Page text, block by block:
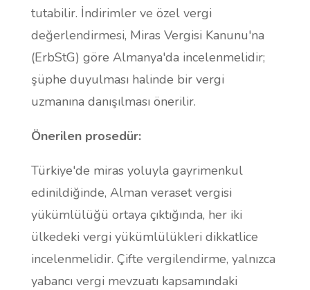
tutabilir. İndirimler ve özel vergi
değerlendirmesi, Miras Vergisi Kanunu'na
(ErbStG) göre Almanya'da incelenmelidir;
şüphe duyulması halinde bir vergi
uzmanına danışılması önerilir.
Önerilen prosedür:
Türkiye'de miras yoluyla gayrimenkul
edinildiğinde, Alman veraset vergisi
yükümlülüğü ortaya çıktığında, her iki
ülkedeki vergi yükümlülükleri dikkatlice
incelenmelidir. Çifte vergilendirme, yalnızca
yabancı vergi mevzuatı kapsamındaki